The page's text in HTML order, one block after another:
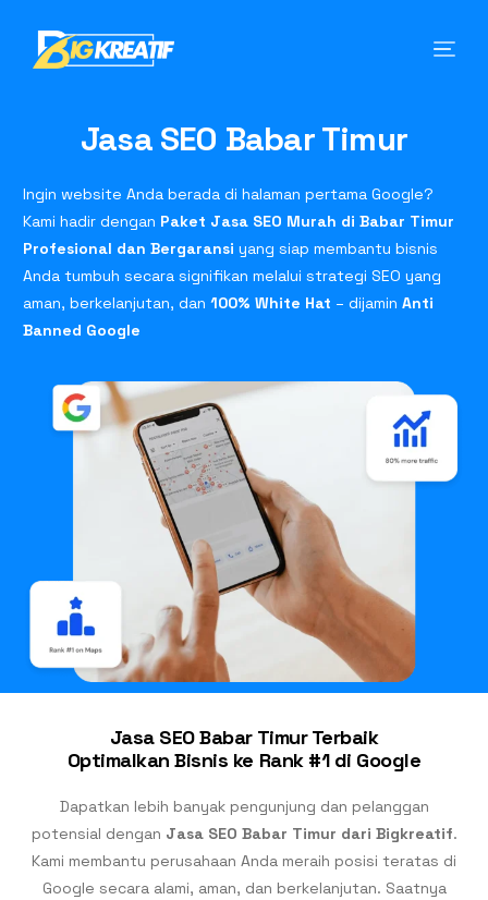
Jasa SEO Babar Timur
Ingin website Anda berada di halaman pertama Google?
Kami hadir dengan Paket Jasa SEO Murah di Babar Timur
Profesional dan Bergaransi yang siap membantu bisnis
Anda tumbuh secara signifikan melalui strategi SEO yang
aman, berkelanjutan, dan100% White Hat – dijaminAnti
Banned Google
Jasa SEO Babar Timur Terbaik
Optimalkan Bisnis ke Rank #1 di Google
Dapatkan lebih banyak pengunjung dan pelanggan
potensial dengan Jasa SEO Babar Timur dari Bigkreatif.
Kami membantu perusahaan Anda meraih posisi teratas di
Google secara alami, aman, dan berkelanjutan. Saatnya